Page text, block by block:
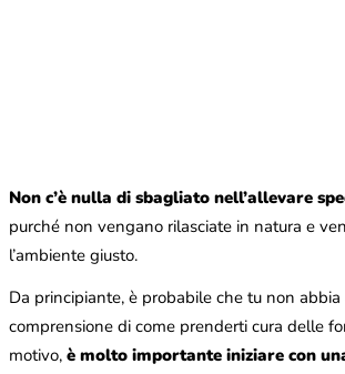
Non c’è nulla di sbagliato nell’allevare
purché non vengano rilasciate in natura e
l’ambiente giusto.
Da principiante, è probabile che tu non
comprensione di come prenderti cura delle
motivo, è molto importante iniziare con